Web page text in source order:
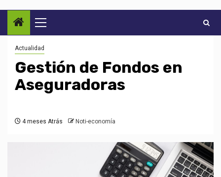
Menú
principal
Actualidad
Gestión de Fondos en
Aseguradoras
4 meses Atrás Noti-economía